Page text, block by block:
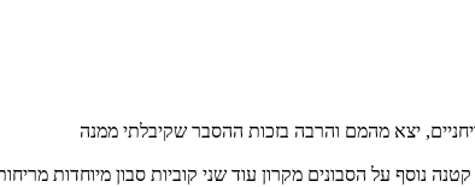
יצא מהמם והרבה בזכות ההסבר שקיבלתי ממנה
נוסף על הסבונים מקרון עוד שני קוביות סבון מיוחדות